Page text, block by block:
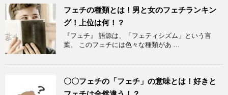
フェチの種類とは！男と女のフェチランキン
グ！上位は何！？
『フェチ』 語源は、「フェティシズム」という言
葉。 このフェチには色々な種類があ ...
〇〇フェチの「フェチ」の意味とは！好きと